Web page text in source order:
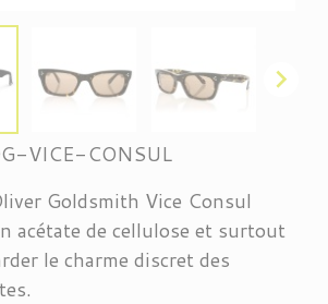

VICE-CONSUL
Goldsmith Vice Consul
acétate de cellulose et surtout
le charme discret des